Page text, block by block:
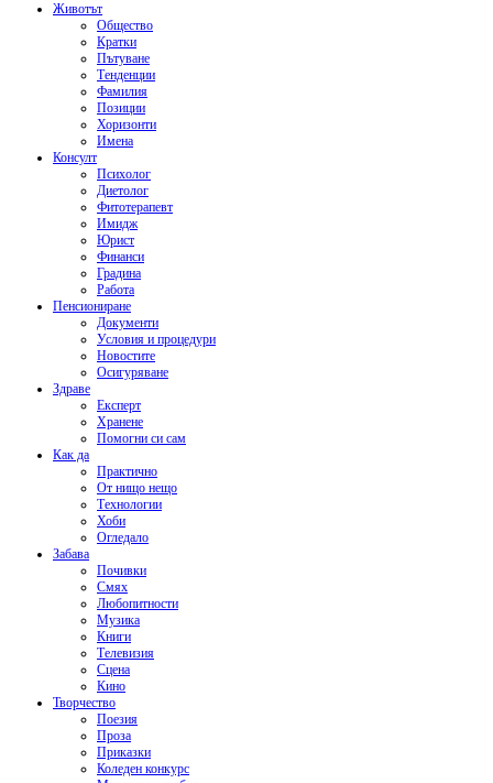
Животът
Общество
Кратки
Пътуване
Тенденции
Фамилия
Позиции
Хоризонти
Имена
Консулт
Психолог
Диетолог
Фитотерапевт
Имидж
Юрист
Финанси
Градина
Работа
Пенсиониране
Документи
Условия и процедури
Новостите
Осигуряване
Здраве
Експерт
Хранене
Помогни си сам
Как да
Практично
От нищо нещо
Технологии
Хоби
Огледало
Забава
Почивки
Смях
Любопитности
Музика
Книги
Телевизия
Сцена
Кино
Творчество
Поезия
Проза
Приказки
Коледен конкурс